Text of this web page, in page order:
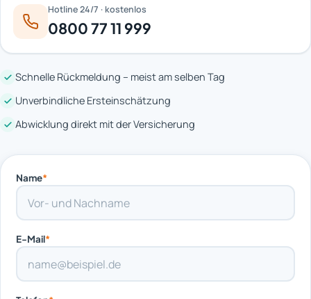
Hotline 24/7 · kostenlos
0800 77 11 999
Schnelle Rückmeldung – meist am selben Tag
Unverbindliche Ersteinschätzung
Abwicklung direkt mit der Versicherung
Name*
E-Mail*